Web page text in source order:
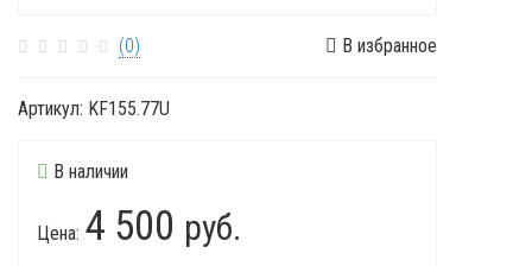
(0) В избранное
Артикул: KF155.77U
В наличии
Цена: 4 500 руб.